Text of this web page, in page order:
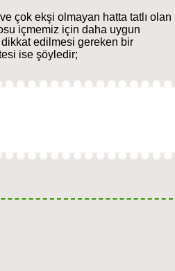
çok ekşi olmayan hatta tatlı olan
içmemiz için daha uygun
dikkat edilmesi gereken bir
ise şöyledir;